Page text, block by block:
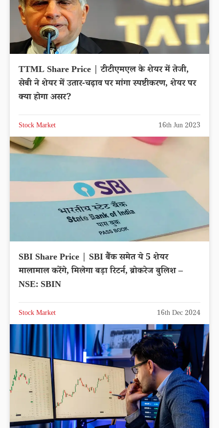
TTML Share Price | टीटीएमएल के शेयर में तेजी,
सेबी ने शेयर में उतार-चढ़ाव पर मांगा स्पष्टीकरण, शेयर पर
क्या होगा असर?
Stock Market 16th Jun 2023
SBI Share Price | SBI बैंक समेत ये 5 शेयर
मालामाल करेंगे, मिलेगा बड़ा रिटर्न, ब्रोकरेज बुलिश –
NSE: SBIN
Stock Market 16th Dec 2024